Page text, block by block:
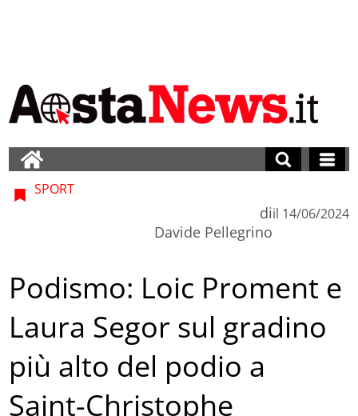
SPORT
di
Davide Pellegrino
il 14/06/2024
Podismo: Loic Proment e
Laura Segor sul gradino
più alto del podio a
Saint-Christophe